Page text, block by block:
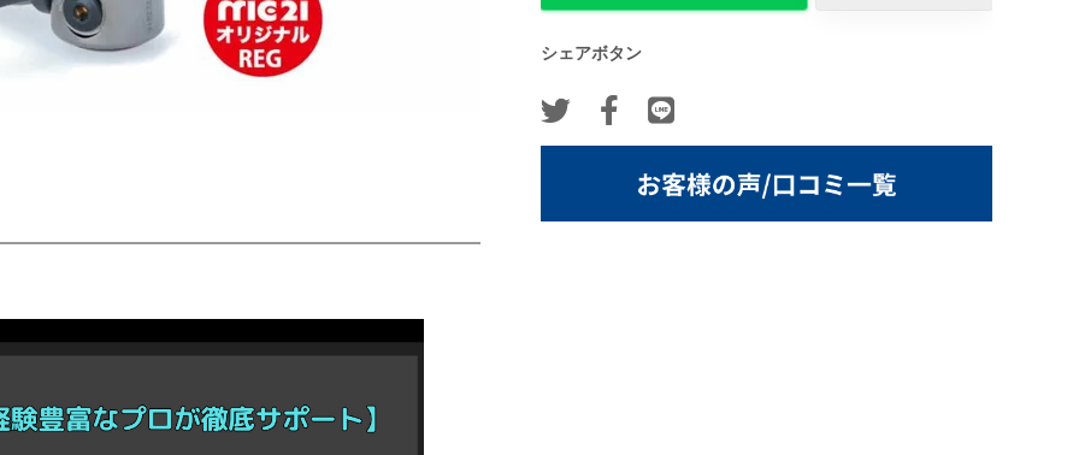
シェアボタン